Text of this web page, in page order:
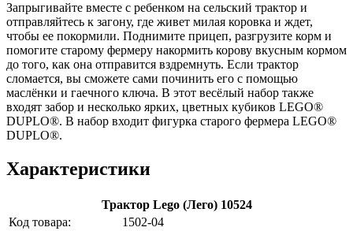
Запрыгивайте вместе с ребенком на сельский трактор и
отправляйтесь к загону, где живет милая коровка и ждет,
чтобы ее покормили. Поднимите прицеп, разгрузите корм и
помогите старому фермеру накормить корову вкусным кормом
до того, как она отправится вздремнуть. Если трактор
сломается, вы сможете сами починить его с помощью
маслёнки и гаечного ключа. В этот весёлый набор также
входят забор и несколько ярких, цветных кубиков LEGO®
DUPLO®. В набор входит фигурка старого фермера LEGO®
DUPLO®.
Характеристики
Трактор Lego (Лего) 10524
Код товара:
1502-04